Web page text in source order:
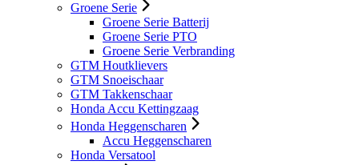
Groene Serie
Groene Serie Batterij
Groene Serie PTO
Groene Serie Verbranding
GTM Houtklievers
GTM Snoeischaar
GTM Takkenschaar
Honda Accu Kettingzaag
Honda Heggenscharen
Accu Heggenscharen
Honda Versatool